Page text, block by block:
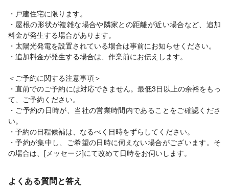
・戸建住宅に限ります。
・屋根の形状が複雑な場合や隣家との距離が近い場合など、追加
料金が発生する場合があります。
・太陽光発電を設置されている場合は事前にお知らせください。
・追加料金が発生する場合は、作業前にお伝えします。
＜ご予約に関する注意事項＞
・直前でのご予約には対応できません。最低3日以上の余裕をもっ
て、ご予約ください。
・ご予約の日時が、当社の営業時間内であることをご確認くださ
い。
・予約の日程候補は、なるべく日時をずらしてください。
・予約が集中し、ご希望の日時に伺えない場合がございます。そ
の場合は、[メッセージ]にて改めて日時をお伺いします。
よくある質問と答え